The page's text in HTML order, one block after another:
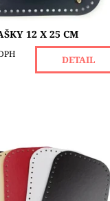
12 X 25 CM
DETAIL
je vhodné na výrobu
z přízí, macrame,
Má v sobě malé
mm ) pro snadnější...